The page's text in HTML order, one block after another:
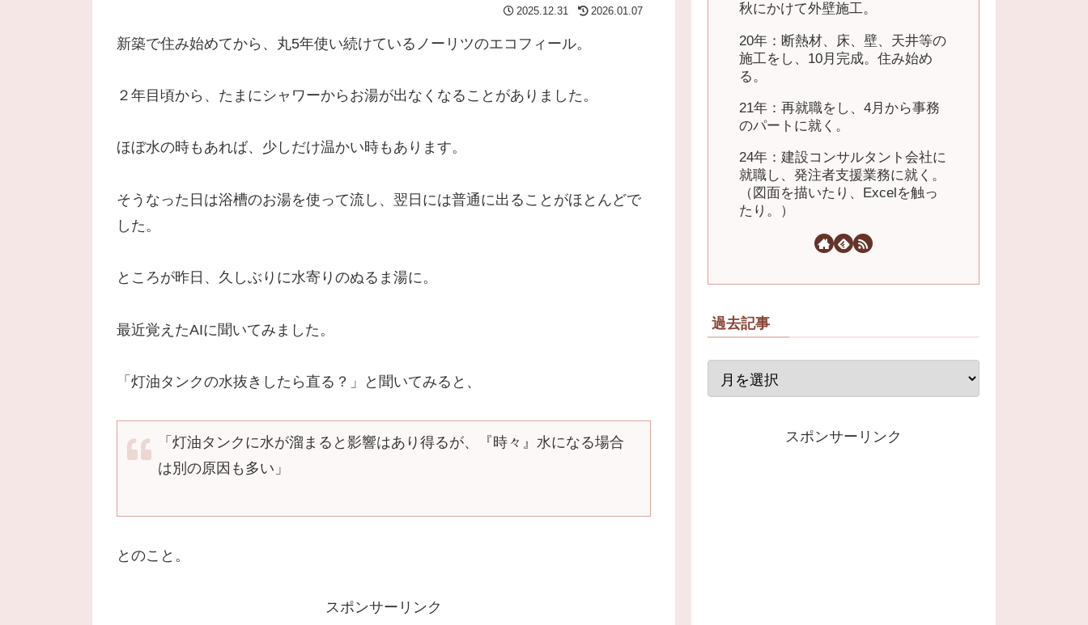
2025.12.31 2026.01.07
新築で住み始めてから、丸5年使い続けているノーリツのエコフィール。
２年目頃から、たまにシャワーからお湯が出なくなることがありました。
ほぼ水の時もあれば、少しだけ温かい時もあります。
そうなった日は浴槽のお湯を使って流し、翌日には普通に出ることがほとんどで
した。
ところが昨日、久しぶりに水寄りのぬるま湯に。
最近覚えたAIに聞いてみました。
「灯油タンクの水抜きしたら直る？」と聞いてみると、
「灯油タンクに水が溜まると影響はあり得るが、『時々』水になる場合
は別の原因も多い」
とのこと。
スポンサーリンク
秋にかけて外壁施工。
20年：断熱材、床、壁、天井等の
施工をし、10月完成。住み始め
る。
21年：再就職をし、4月から事務
のパートに就く。
24年：建設コンサルタント会社に
就職し、発注者支援業務に就く。
（図面を描いたり、Excelを触っ
たり。）
過去記事
スポンサーリンク